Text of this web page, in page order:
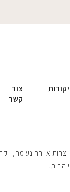
צור
קשר
אוירה נעימה,
הבית.